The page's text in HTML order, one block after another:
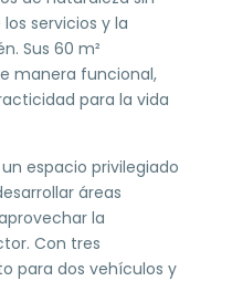
servicios y la
Sus 60 m²
manera funcional,
para la vida
un espacio privilegiado
áreas
la
Con tres
para dos vehículos y